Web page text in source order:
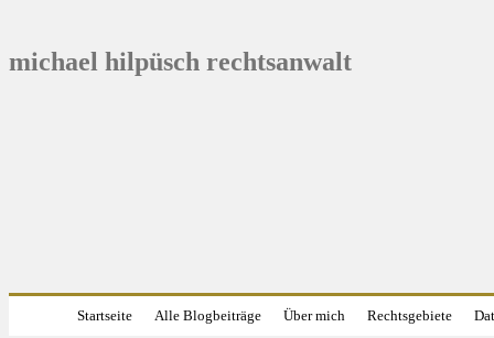
michael hilpüsch rechtsanwalt
Startseite Alle Blogbeiträge Über mich Rechtsgebiete